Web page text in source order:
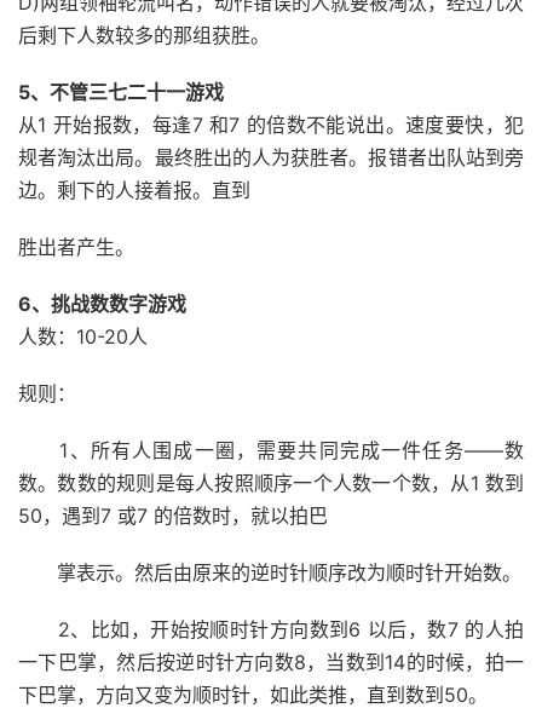
后剩下人数较多的那组获胜。
5、不管三七二十一游戏
从1 开始报数，每逢7 和7 的倍数不能说出。速度要快，犯
规者淘汰出局。最终胜出的人为获胜者。报错者出队站到旁
边。剩下的人接着报。直到
胜出者产生。
6、挑战数数字游戏
人数：10-20人
规则：
1、所有人围成一圈，需要共同完成一件任务——数
数。数数的规则是每人按照顺序一个人数一个数，从1 数到
50，遇到7 或7 的倍数时，就以拍巴
掌表示。然后由原来的逆时针顺序改为顺时针开始数。
2、比如，开始按顺时针方向数到6 以后，数7 的人拍
一下巴掌，然后按逆时针方向数8，当数到14的时候，拍一
下巴掌，方向又变为顺时针，如此类推，直到数到50。